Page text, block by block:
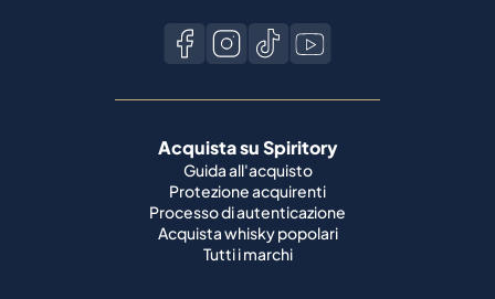
Acquista su Spiritory
Guida all'acquisto
Protezione acquirenti
Processo di autenticazione
Acquista whisky popolari
Tutti i marchi